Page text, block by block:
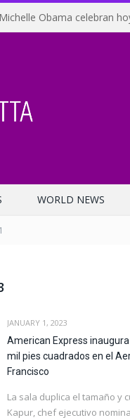
Obama celebran
WORLD NEWS
JANUARY 1, 2023
American Express
mil pies cuadrados en el
Francisco
La sala duplica el tamaño y
Kapur, chef ejecutivo